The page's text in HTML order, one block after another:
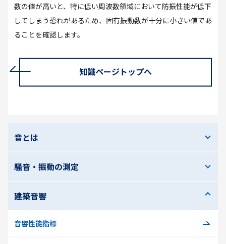
数の値が高いと、特に低い周波数領域において防振性能が低下
してしまう恐れがあるため、固有振動数が十分に小さい値であ
ることを確認します。
知識ページトップへ
音とは
騒音・振動の測定
建築音響
音響性能指標